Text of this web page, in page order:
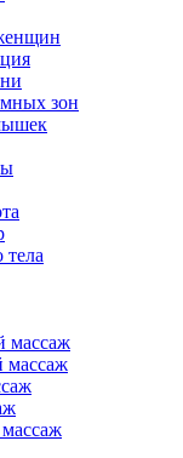
зон
тела
массаж
массаж